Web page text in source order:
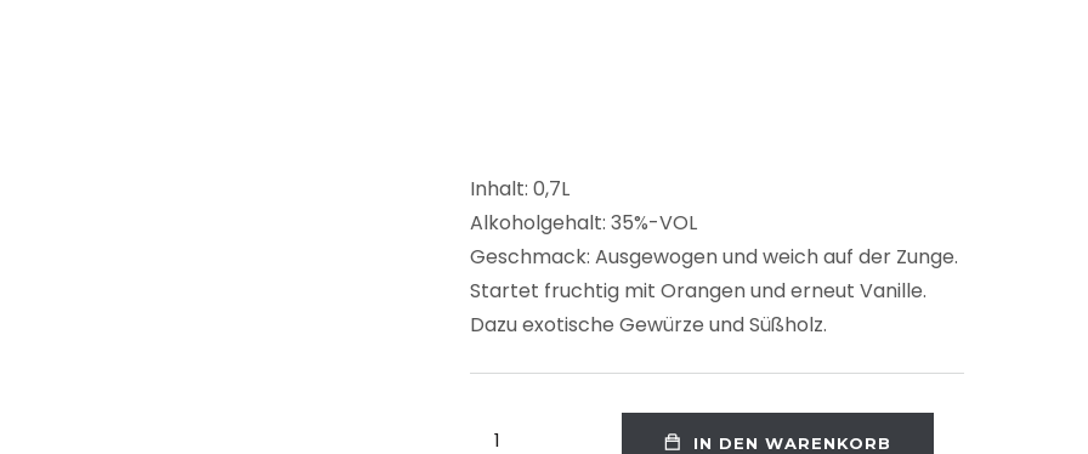
Inhalt: 0,7L
Alkoholgehalt: 35%-VOL
Geschmack: Ausgewogen und weich auf der Zunge.
Startet fruchtig mit Orangen und erneut Vanille.
Dazu exotische Gewürze und Süßholz.
IN DEN WARENKORB